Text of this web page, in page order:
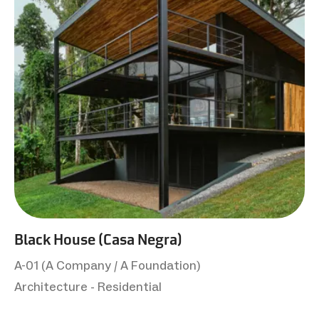
Black House (Casa Negra)
A-01 (A Company / A Foundation)
Architecture - Residential